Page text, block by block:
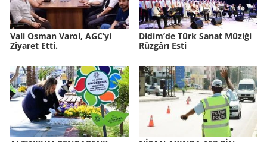
Vali Osman Varol, AGC’yi
Ziyaret Etti.
Didim’de Türk Sanat Mü­zi­ği
Rüz­gâ­rı Esti